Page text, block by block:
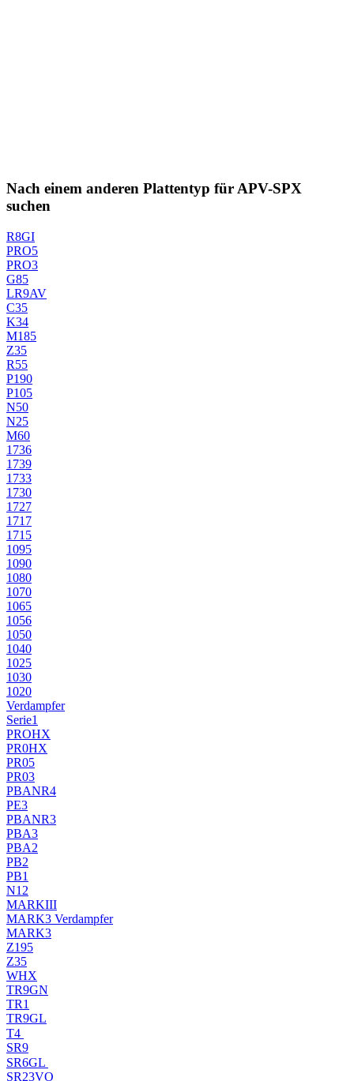
Nach einem anderen Plattentyp für APV-SPX
suchen
R8GI
PRO5
PRO3
G85
LR9AV
C35
K34
M185
Z35
R55
P190
P105
N50
N25
M60
1736
1739
1733
1730
1727
1717
1715
1095
1090
1080
1070
1065
1056
1050
1040
1025
1030
1020
Verdampfer
Serie1
PROHX
PR0HX
PR05
PR03
PBANR4
PE3
PBANR3
PBA3
PBA2
PB2
PB1
N12
MARKIII
MARK3 Verdampfer
MARK3
Z195
Z35
WHX
TR9GN
TR1
TR9GL
T4
SR9
SR6GL
SR23VO